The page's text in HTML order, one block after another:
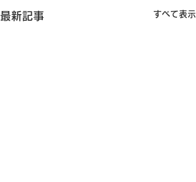
最新記事 すべて表示